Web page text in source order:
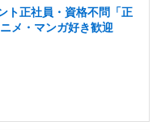
ト正社員・資格不問「正
メ・マンガ好き歓迎